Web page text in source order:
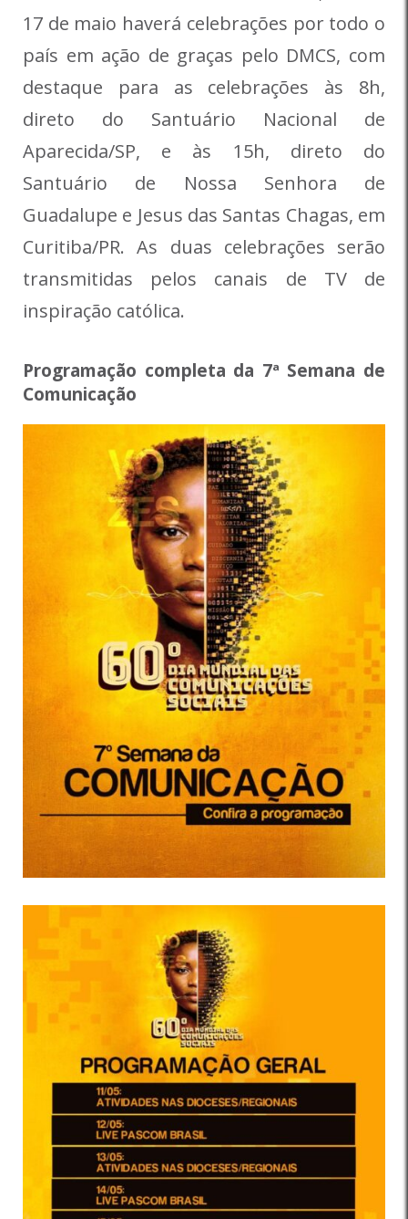
17 de maio haverá celebrações por todo o
país em ação de graças pelo DMCS, com
destaque para as celebrações às 8h,
direto do Santuário Nacional de
Aparecida/SP, e às 15h, direto do
Santuário de Nossa Senhora de
Guadalupe e Jesus das Santas Chagas, em
Curitiba/PR. As duas celebrações serão
transmitidas pelos canais de TV de
inspiração católica.
Programação completa da 7ª Semana de
Comunicação